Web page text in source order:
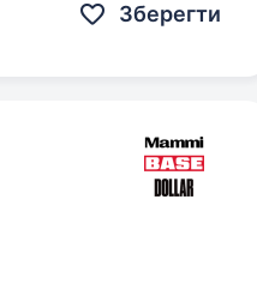
Зберегти